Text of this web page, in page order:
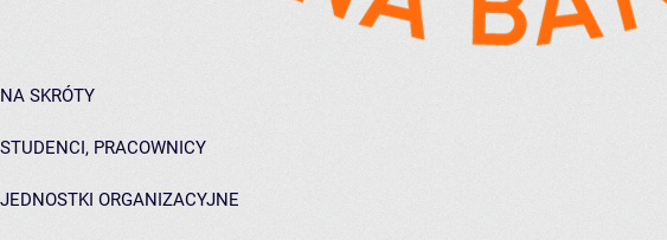
NA SKRÓTY
STUDENCI, PRACOWNICY
JEDNOSTKI ORGANIZACYJNE